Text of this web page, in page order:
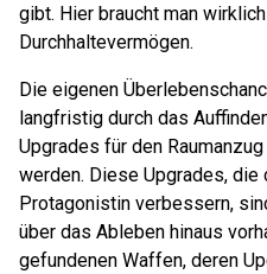
gibt. Hier braucht man
Durchhaltevermögen.
Die eigenen
langfristig durch das
Upgrades für den
werden. Diese Upgrades,
Protagonistin verbessern,
über das Ableben hinaus
gefundenen Waffen, deren